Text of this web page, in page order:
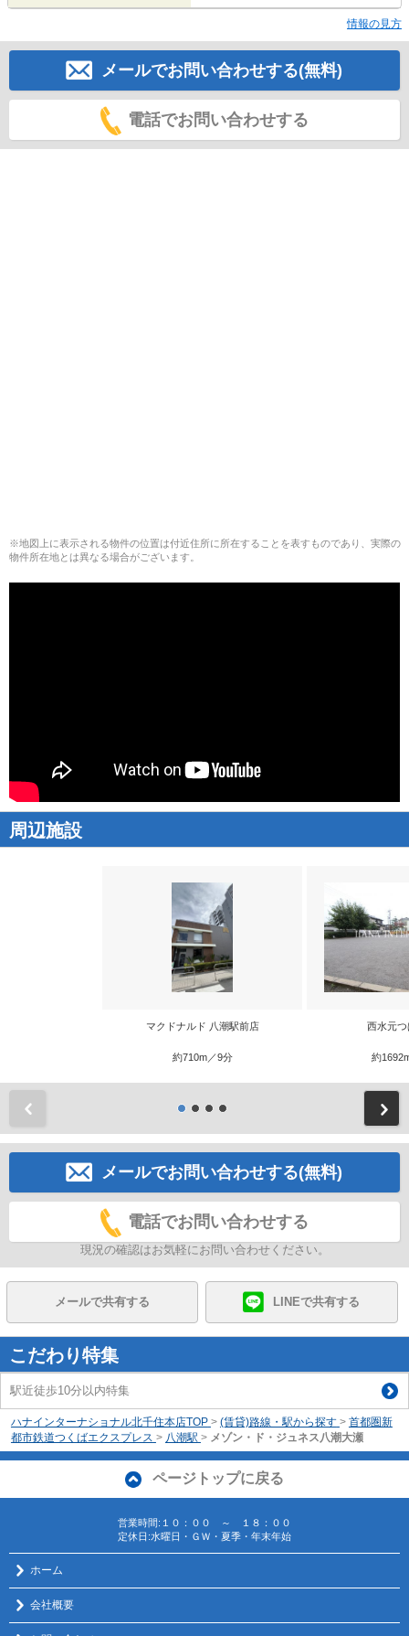
情報の見方
メールでお問い合わせする(無料)
電話でお問い合わせする
※地図上に表示される物件の位置は付近住所に所在することを表すものであり、実際の
物件所在地とは異なる場合がございます。
周辺施設
マクドナルド 八潮駅前店
約710m／9分
西水元
約
メールでお問い合わせする(無料)
電話でお問い合わせする
現況の確認はお気軽にお問い合わせください。
メールで共有する LINEで共有する
こだわり特集
駅近徒歩10分以内特集
ハナインターナショナル北千住本店TOP > (賃貸)路線・駅から探す > 首都圏新
都市鉄道つくばエクスプレス > 八潮駅 > メゾン・ド・ジュネス八潮大瀬
ページトップに戻る
営業時間:１０：００ ～ １８：００
定休日:水曜日・ＧＷ・夏季・年末年始
ホーム
会社概要